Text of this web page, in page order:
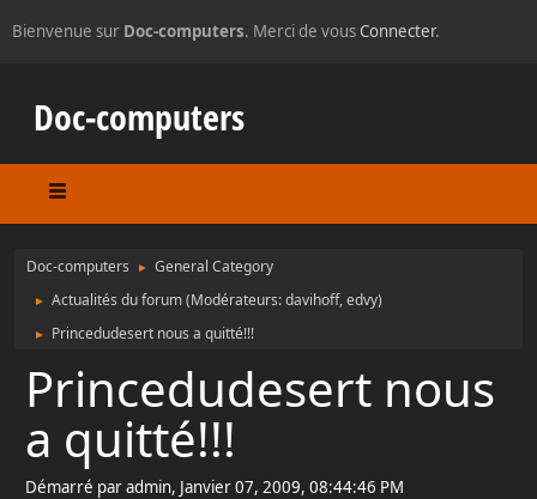
Bienvenue sur Doc-computers. Merci de vousConnecter.
Doc-computers
Doc-computers ► General Category
► Actualités du forum(Modérateurs:davihoff,edvy)
► Princedudesert nous a quitté!!!
Princedudesert nous
a quitté!!!
Démarré par admin, Janvier 07, 2009, 08:44:46 PM